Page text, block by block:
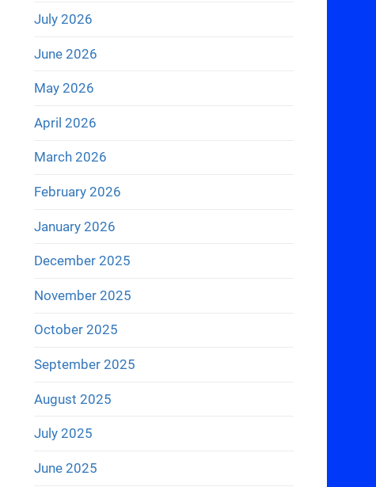
July 2026
June 2026
May 2026
April 2026
March 2026
February 2026
January 2026
December 2025
November 2025
October 2025
September 2025
August 2025
July 2025
June 2025